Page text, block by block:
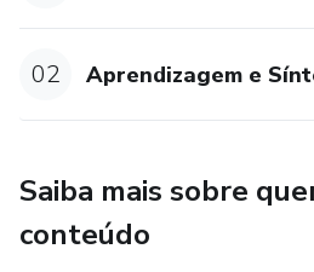
02 Aprendizagem e
Saiba mais sobre
conteúdo